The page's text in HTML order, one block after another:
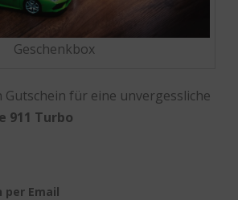
Geschenkbox
für eine unvergessliche
911 Turbo
per Email